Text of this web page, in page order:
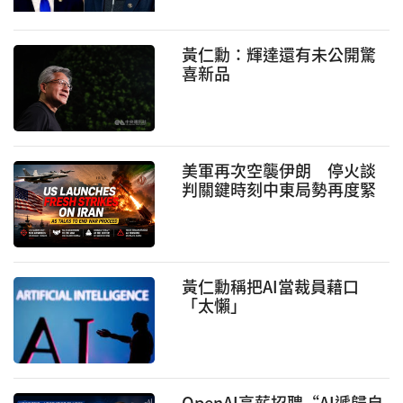
黃仁勳：輝達還有未公開驚
喜新品
美軍再次空襲伊朗 停火談
判關鍵時刻中東局勢再度緊
黃仁勳稱把AI當裁員藉口
「太懶」